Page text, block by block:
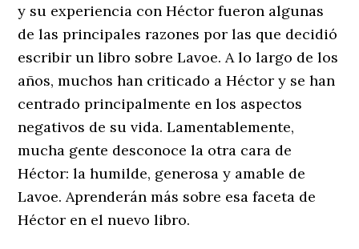
y su experiencia con Héctor fueron algunas
de las principales razones por las que decidió
escribir un libro sobre Lavoe. A lo largo de los
años, muchos han criticado a Héctor y se han
centrado principalmente en los aspectos
negativos de su vida. Lamentablemente,
mucha gente desconoce la otra cara de
Héctor: la humilde, generosa y amable de
Lavoe. Aprenderán más sobre esa faceta de
Héctor en el nuevo libro.